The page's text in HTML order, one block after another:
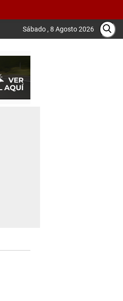
Sábado , 8 Agosto 2026